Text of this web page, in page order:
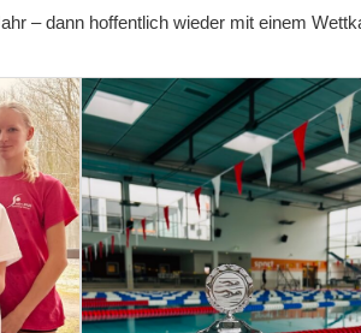
– dann hoffentlich wieder mit einem